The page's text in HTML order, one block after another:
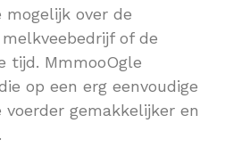
over de
of de
tijd. MmmooOgle
op een erg eenvoudige
gemakkelijker en